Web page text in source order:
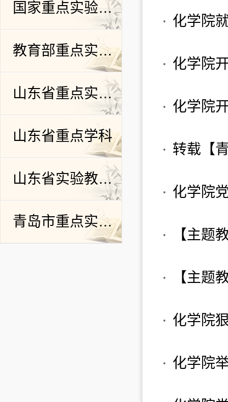
国家重点实验室培育基地
教育部重点实验室
山东省重点实验室
山东省重点学科
山东省实验教学示范中心
青岛市重点实验室
化学院
化学院
化学院
化学院
化学院
共154条 首页 2 3